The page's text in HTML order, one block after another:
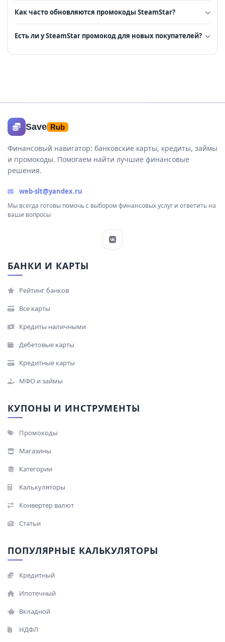
Как часто обновляются промокоды SteamStar?
Есть ли у SteamStar промокод для новых покупателей?
Save Rub
Финансовый навигатор: банковские карты, кредиты, займы
и промокоды. Помогаем найти лучшие финансовые
решения.
web-slt@yandex.ru
Мы всегда готовы помочь с выбором финансовых услуг и ответить на
ваши вопросы
БАНКИ И КАРТЫ
Рейтинг банков
Все карты
Кредиты наличными
Дебетовые карты
Кредитные карты
МФО и займы
КУПОНЫ И ИНСТРУМЕНТЫ
Промокоды
Магазины
Категории
Калькуляторы
Конвертер валют
Статьи
ПОПУЛЯРНЫЕ КАЛЬКУЛЯТОРЫ
Кредитный
Ипотечный
Вкладной
НДФЛ